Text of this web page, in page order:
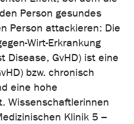
Person gesundes
Person attackieren: Die
Wirt-Erkrankung
Disease, GvHD) ist eine
bzw. chronisch
eine hohe
Wissenschaftlerinnen
Klinik 5 –